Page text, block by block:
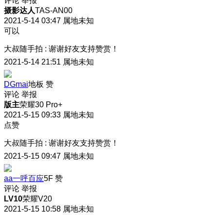
摄影达人TAS-AN00
2021-5-14 03:47 属地未知
可以
大叔随手拍 : 谢谢好友支持赞赏！
2021-5-14 21:51 属地未知
DGmai地板 赞
评论 举报
版主荣耀30 Pro+
2021-5-15 09:33 属地未知
点赞
大叔随手拍 : 谢谢好友支持赞赏！
2021-5-15 09:47 属地未知
aa一呼百应5F 赞
评论 举报
LV10荣耀V20
2021-5-15 10:58 属地未知